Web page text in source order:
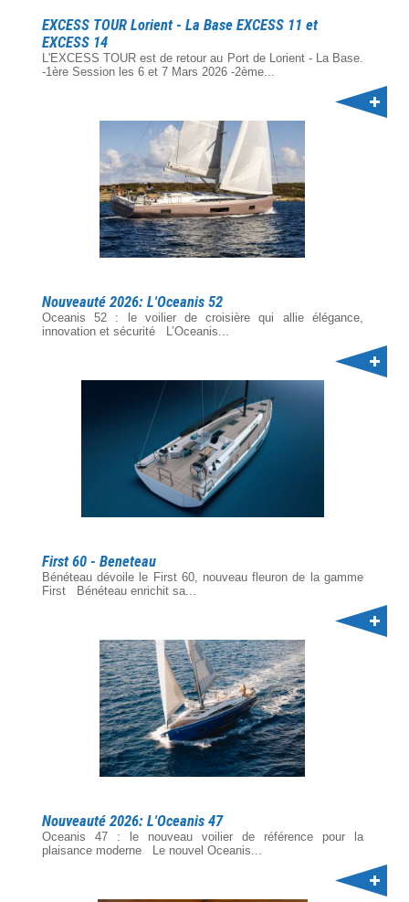
EXCESS TOUR Lorient - La Base EXCESS 11 et
EXCESS 14
L'EXCESS TOUR est de retour au Port de Lorient - La Base.
-1ère Session les 6 et 7 Mars 2026 -2ème...
Nouveauté 2026: L'Oceanis 52
Oceanis 52 : le voilier de croisière qui allie élégance,
innovation et sécurité L’Oceanis...
First 60 - Beneteau
Bénéteau dévoile le First 60, nouveau fleuron de la gamme
First Bénéteau enrichit sa...
Nouveauté 2026: L'Oceanis 47
Oceanis 47 : le nouveau voilier de référence pour la
plaisance moderne Le nouvel Oceanis...